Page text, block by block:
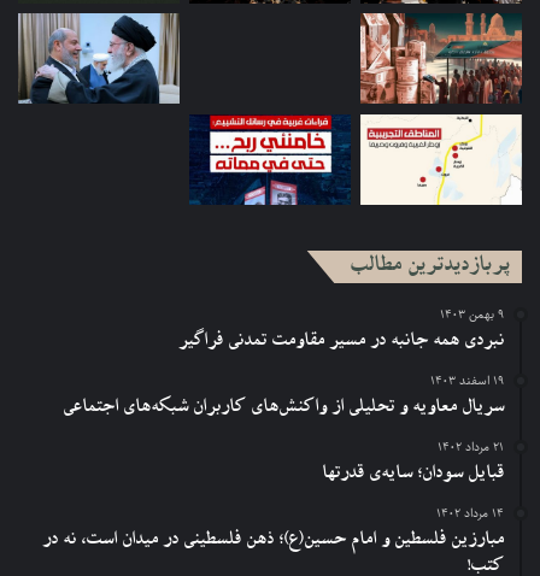
پربازدیدترین مطالب
۹ بهمن ۱۴۰۳
نبردی همه جانبه در مسیر مقاومت تمدنی فراگیر
۱۹ اسفند ۱۴۰۳
سریال معاویه و تحلیلی از واکنش‌های کاربران شبکه‌های اجتماعی
۲۱ مرداد ۱۴۰۲
قبایل سودان؛ سایه‌ی قدرتها
۱۴ مرداد ۱۴۰۲
مبارزین فلسطین و امام حسین(ع)؛ ذهن فلسطینی در میدان است، نه در
کتب!